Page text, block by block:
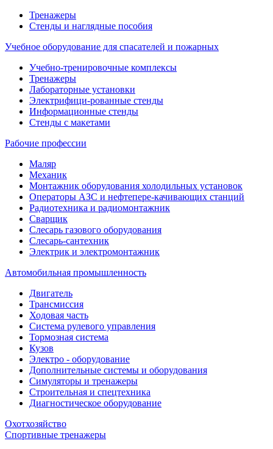
Тренажеры
Стенды и наглядные пособия
Учебное оборудование для спасателей и пожарных
Учебно-тренировочные комплексы
Тренажеры
Лабораторные установки
Электрифици-рованные стенды
Информационные стенды
Стенды с макетами
Рабочие профессии
Маляр
Механик
Монтажник оборудования холодильных установок
Операторы АЗС и нефтепере-качивающих станций
Радиотехника и радиомонтажник
Сварщик
Слесарь газового оборудования
Слесарь-сантехник
Электрик и электромонтажник
Автомобильная промышленность
Двигатель
Трансмиссия
Ходовая часть
Система рулевого управления
Тормозная система
Кузов
Электро - оборудование
Дополнительные системы и оборудования
Симуляторы и тренажеры
Строительная и спецтехника
Диагностическое оборудование
Охотхозяйство
Спортивные тренажеры